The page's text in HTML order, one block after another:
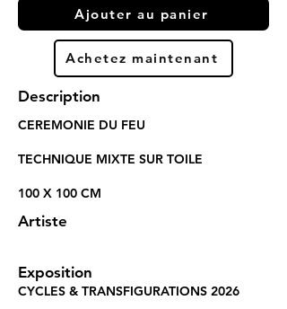
Ajouter au panier
Achetez maintenant
Description
CEREMONIE DU FEU
TECHNIQUE MIXTE SUR TOILE
100 X 100 CM
Artiste
Exposition
CYCLES & TRANSFIGURATIONS 2026